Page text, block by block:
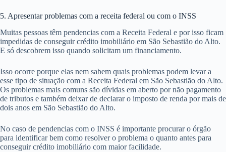
5. Apresentar problemas com a receita federal ou com o INSS
Muitas pessoas têm pendencias com a Receita Federal e por isso ficam
impedidas de conseguir crédito imobiliário em São Sebastião do Alto.
E só descobrem isso quando solicitam um financiamento.
Isso ocorre porque elas nem sabem quais problemas podem levar a
esse tipo de situação com a Receita Federal em São Sebastião do Alto.
Os problemas mais comuns são dívidas em aberto por não pagamento
de tributos e também deixar de declarar o imposto de renda por mais de
dois anos em São Sebastião do Alto.
No caso de pendencias com o INSS é importante procurar o órgão
para identificar bem como resolver o problema o quanto antes para
conseguir crédito imobiliário com maior facilidade.